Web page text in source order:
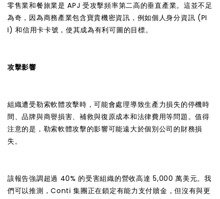
零售業和餐旅業是 APJ 受攻擊頻率第二高的垂直產業。這並不足
為奇，因為商務產業包含寶貴機密資訊，例如個人身分資訊 (PI
I) 和信用卡卡號，使其成為有利可圖的目標。
攻擊影響
組織遭受勒索軟體攻擊時，可能會處理導致生產力損失的停機時
間、品牌與商譽損害、補救與復原成本和法律費用等問題。值得
注意的是，勒索軟體攻擊的影響可能遠大於個別公司的財務損
失。
該報告強調超過 40% 的受害組織的營收高達 5,000 萬美元。我
們可以推測，Conti 集團正在鎖定有能力支付贖金，但沒有與更